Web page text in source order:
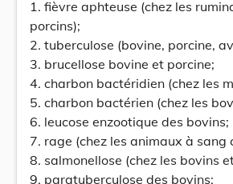
1. fièvre aphteuse (chez les
porcins);
2. tuberculose (bovine, porcine,
3. brucellose bovine et porcine;
4. charbon bactéridien (chez les
5. charbon bactérien (chez les
6. leucose enzootique des bovins;
7. rage (chez les animaux à sang
8. salmonellose (chez les bovins
9. paratuberculose des bovins;